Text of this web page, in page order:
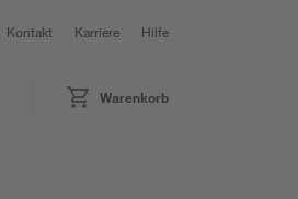
Kontakt Karriere Hilfe
Warenkorb